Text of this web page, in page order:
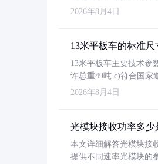
2026年8月4日
13米平板车的标准
13米平板车主要技术参
许总重49吨 c)符合国家
2026年8月4日
光模块接收功率多少
本文详细解答光模块接
提供不同速率光模块的